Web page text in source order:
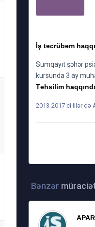
İş təcrübəm
Sumqayıt şəhər
kursunda 3 ay
Təhsilim
2013-2017 ci illər də
Bənzər